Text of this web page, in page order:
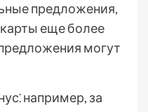
предложения,
еще более
могут
например, за